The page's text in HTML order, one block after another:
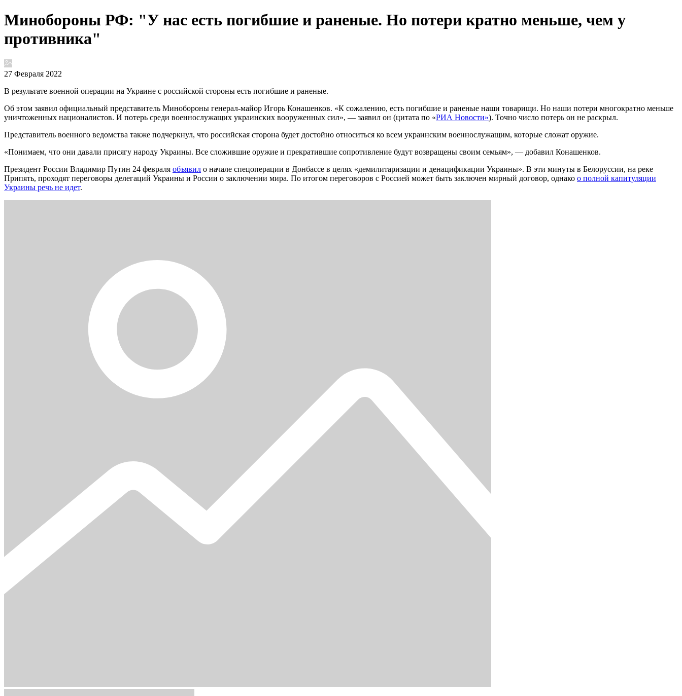
Минобороны РФ: "У нас есть погибшие и раненые. Но потери кратно меньше, чем у
противника"
27 Февраля 2022
В результате военной операции на Украине с российской стороны есть погибшие и раненые.
Об этом заявил официальный представитель Минобороны генерал-майор Игорь Конашенков. «К сожалению, есть погибшие и раненые наши товарищи. Но наши потери многократно меньше
уничтоженных националистов. И потерь среди военнослужащих украинских вооруженных сил», — заявил он (цитата по «РИА Новости»). Точно число потерь он не раскрыл.
Представитель военного ведомства также подчеркнул, что российская сторона будет достойно относиться ко всем украинским военнослужащим, которые сложат оружие.
«Понимаем, что они давали присягу народу Украины. Все сложившие оружие и прекратившие сопротивление будут возвращены своим семьям», — добавил Конашенков.
Президент России Владимир Путин 24 февраля объявил о начале спецоперации в Донбассе в целях «демилитаризации и денацификации Украины». В эти минуты в Белоруссии, на реке
Припять, проходят переговоры делегаций Украины и России о заключении мира. По итогом переговоров с Россией может быть заключен мирный договор, однако о полной капитуляции
Украины речь не идет.